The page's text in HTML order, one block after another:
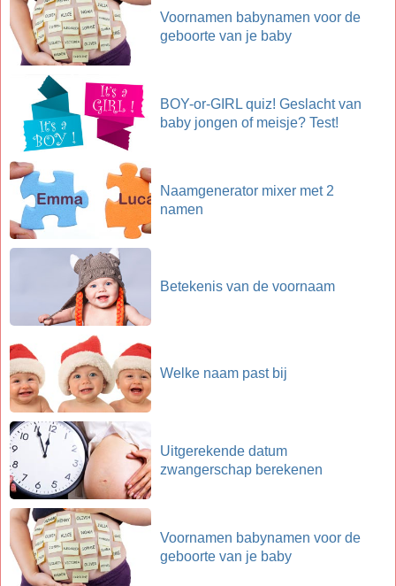
Voornamen babynamen voor de
geboorte van je baby
BOY-or-GIRL quiz! Geslacht van
baby jongen of meisje? Test!
Naamgenerator mixer met 2
namen
Betekenis van de voornaam
Welke naam past bij
Uitgerekende datum
zwangerschap berekenen
Voornamen babynamen voor de
geboorte van je baby